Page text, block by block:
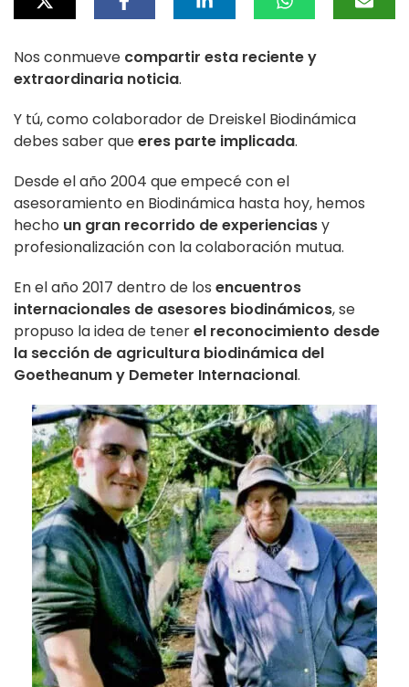
Nos conmueve compartir esta reciente y
extraordinaria noticia.
Y tú, como colaborador de Dreiskel Biodinámica
debes saber queeres parte implicada.
Desde el año 2004 que empecé con el
asesoramiento en Biodinámica hasta hoy, hemos
hecho un gran recorrido de experienciasy
profesionalización con la colaboración mutua.
En el año 2017 dentro de los encuentros
internacionales de asesores biodinámicos, se
propuso la idea de tenerel reconocimiento desde
la sección de agricultura biodinámica del
Goetheanum y Demeter Internacional.